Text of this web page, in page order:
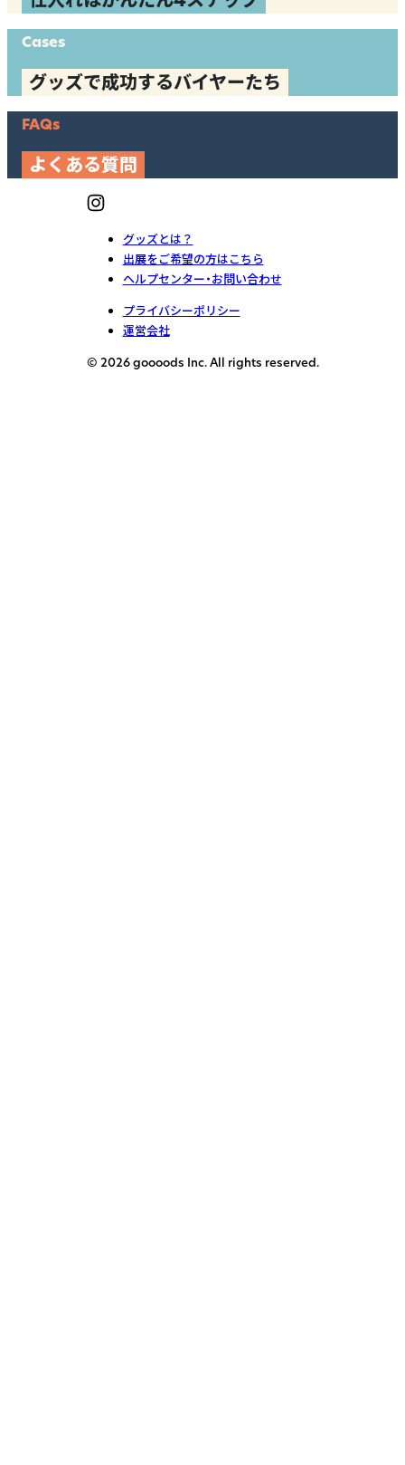
Cases
グッズで成功するバイヤーたち
FAQs
よくある質問
グッズとは？
出展をご希望の方はこちら
ヘルプセンター・お問い合わせ
プライバシーポリシー
運営会社
© 2026 goooods Inc. All rights reserved.